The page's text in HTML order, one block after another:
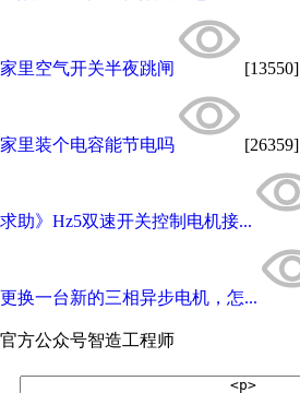
家里空气开关半夜跳闸 [13550]
家里装个电容能节电吗 [26359]
求助》Hz5双速开关控制电机接...
更换一台新的三相异步电机，怎...
官方公众号智造工程师